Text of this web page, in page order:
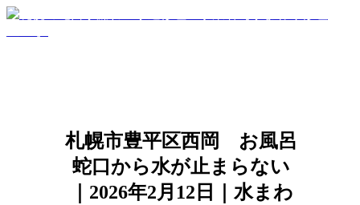
札幌市豊平区西岡 お風呂
蛇口から水が止まらない
｜2026年2月12日｜水まわ